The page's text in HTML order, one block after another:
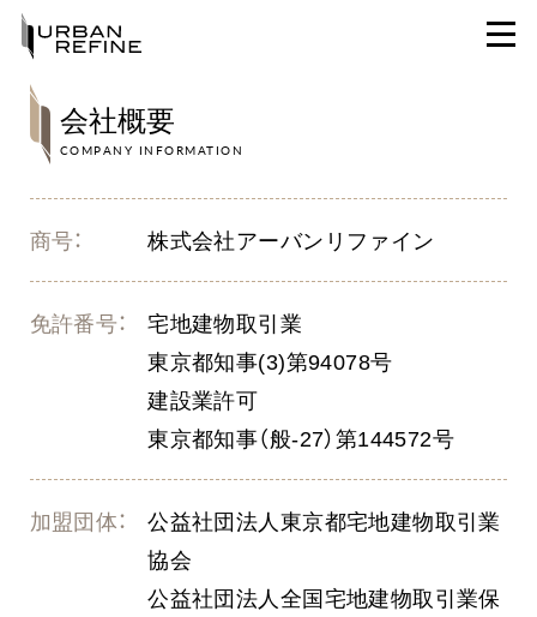
会社概要
COMPANY INFORMATION
商号： 株式会社アーバンリファイン
免許番号：
宅地建物取引業
東京都知事(3)第94078号
建設業許可
東京都知事（般-27）第144572号
加盟団体：
公益社団法人東京都宅地建物取引業
協会
公益社団法人全国宅地建物取引業保